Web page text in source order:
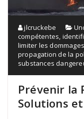
jlcruckebe
compétentes
limiter les dommages
propagation de la
substances
Prévenir la
Solutions